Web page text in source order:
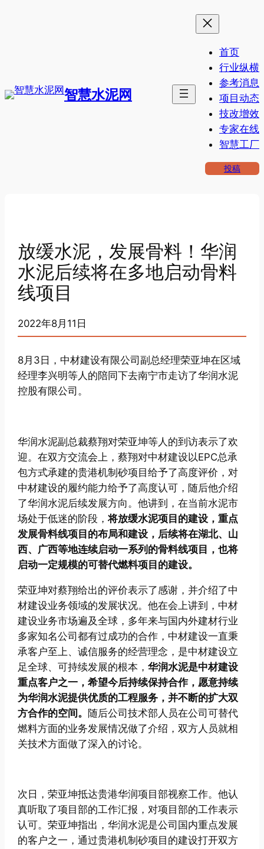
智慧水泥网
首页
行业纵横
参考消息
项目动态
技改增效
专家在线
智慧工厂
投稿
放缓水泥，发展骨料！华润
水泥后续将在多地启动骨料
线项目
2022年8月11日
8月3日，中材建设有限公司副总经理荣亚坤在区域
经理李兴明等人的陪同下去南宁市走访了华润水泥
控股有限公司。
华润水泥副总裁蔡翔对荣亚坤等人的到访表示了欢
迎。在双方交流会上，蔡翔对中材建设以EPC总承
包方式承建的贵港机制砂项目给予了高度评价，对
中材建设的履约能力给予了高度认可，随后他介绍
了华润水泥后续发展方向。他讲到，在当前水泥市
场处于低迷的阶段，将放缓水泥项目的建设，重点
发展骨料线项目的布局和建设，后续将在湖北、山
西、广西等地连续启动一系列的骨料线项目，也将
启动一定规模的可替代燃料项目的建设。
荣亚坤对蔡翔给出的评价表示了感谢，并介绍了中
材建设业务领域的发展状况。他在会上讲到，中材
建设业务市场遍及全球，多年来与国内外建材行业
多家知名公司都有过成功的合作，中材建设一直秉
承客户至上、诚信服务的经营理念，是中材建设立
足全球、可持续发展的根本，华润水泥是中材建设
重点客户之一，希望今后持续保持合作，愿意持续
为华润水泥提供优质的工程服务，并不断的扩大双
方合作的空间。随后公司技术部人员在公司可替代
燃料方面的业务发展情况做了介绍，双方人员就相
关技术方面做了深入的讨论。
次日，荣亚坤抵达贵港华润项目部视察工作。他认
真听取了项目部的工作汇报，对项目部的工作表示
认可。荣亚坤指出，华润水泥是公司国内重点发展
的客户之一，通过贵港机制砂项目的建设打开双方